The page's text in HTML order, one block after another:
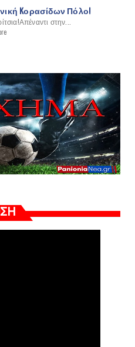
Kορασίδων Πόλο!
στην...